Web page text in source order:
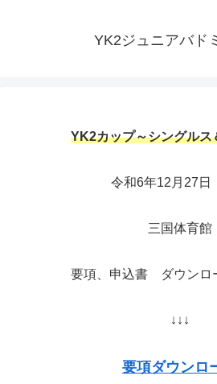
YK2ジュニアバド
YK2カップ～シングルス
令和6年12月27日
三国体育館
要項、申込書 ダウンロ
↓↓↓
要項ダウンロ